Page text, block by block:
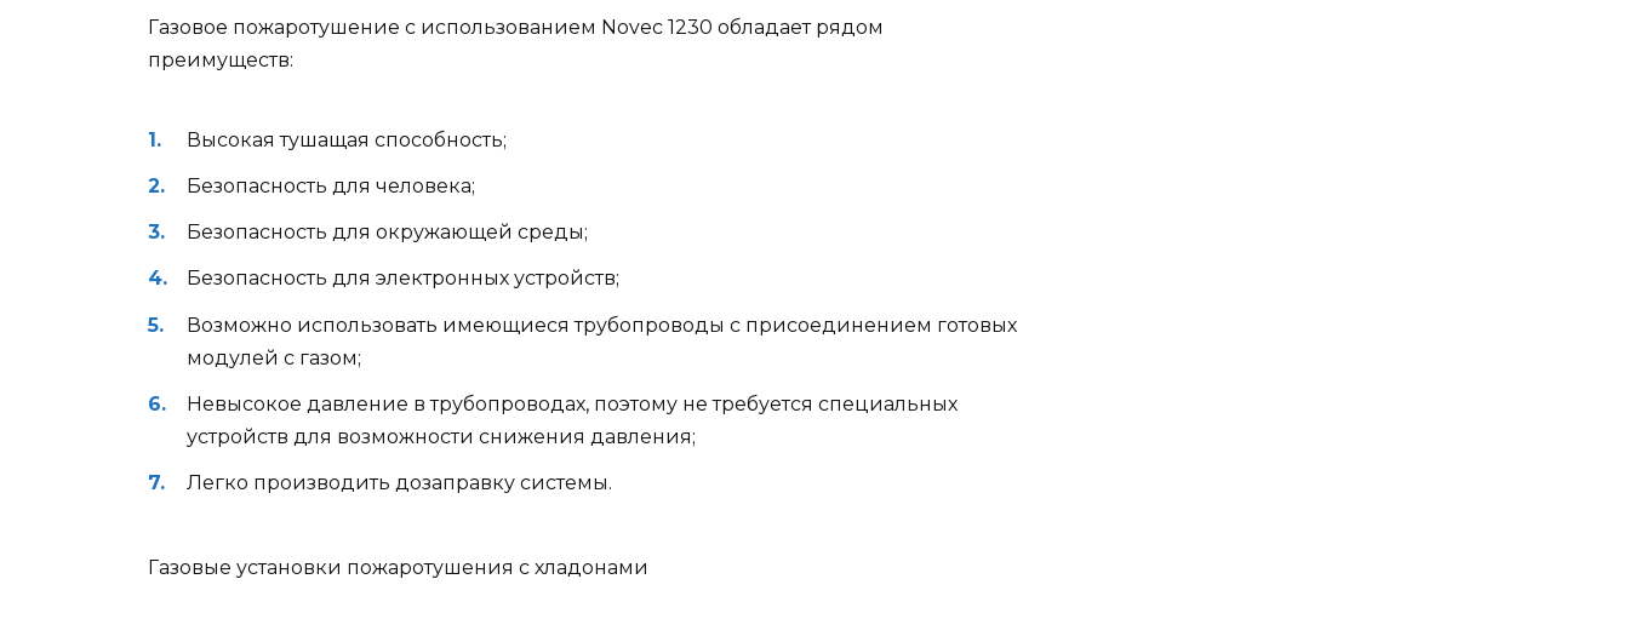
Газовое пожаротушение с использованием Novec 1230 обладает рядом
преимуществ:
Высокая тушащая способность;
Безопасность для человека;
Безопасность для окружающей среды;
Безопасность для электронных устройств;
Возможно использовать имеющиеся трубопроводы с присоединением готовых
модулей с газом;
Невысокое давление в трубопроводах, поэтому не требуется специальных
устройств для возможности снижения давления;
Легко производить дозаправку системы.
Газовые установки пожаротушения с хладонами